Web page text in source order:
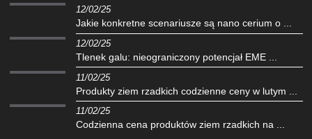
12/02/25
Jakie konkretne scenariusze są nano cerium o ...
12/02/25
Tlenek galu: nieograniczony potencjał EME ...
11/02/25
Produkty ziem rzadkich codzienne ceny w lutym ...
11/02/25
Codzienna cena produktów ziem rzadkich na ...